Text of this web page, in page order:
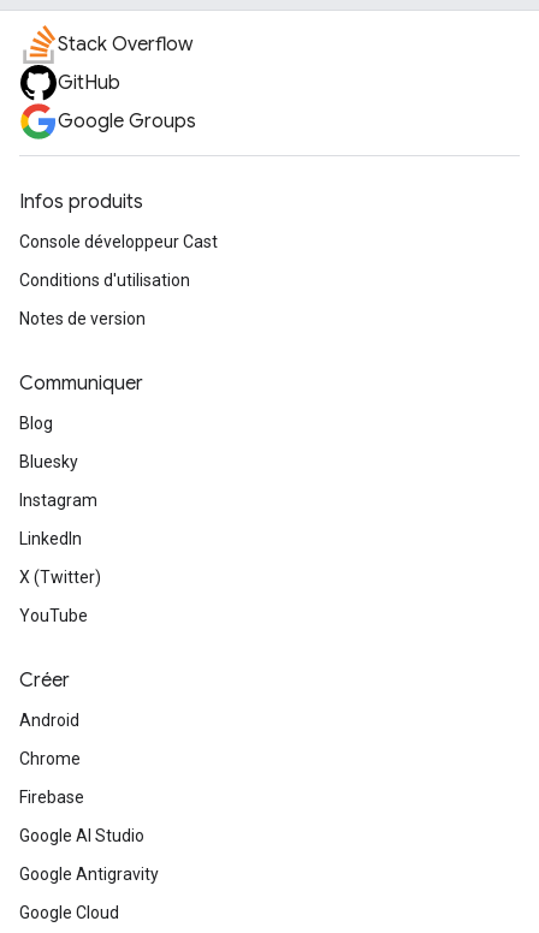
Stack Overflow
GitHub
Google Groups
Infos produits
Console développeur Cast
Conditions d'utilisation
Notes de version
Communiquer
Blog
Bluesky
Instagram
LinkedIn
X (Twitter)
YouTube
Créer
Android
Chrome
Firebase
Google AI Studio
Google Antigravity
Google Cloud